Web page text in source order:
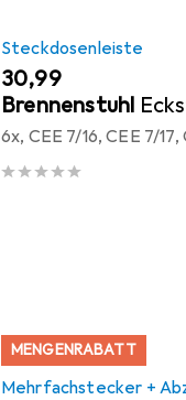
Steckdosenleiste
EUR
30,99
Brennenstuhl
MENGENRABATT
Mehrfachstecker +